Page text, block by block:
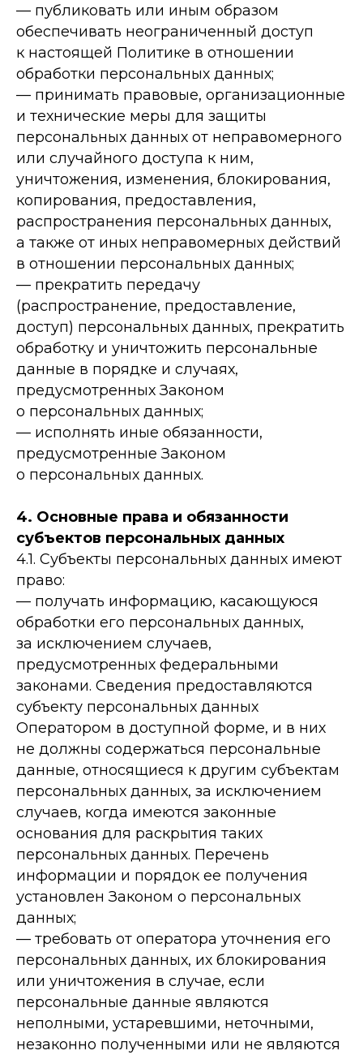
— публиковать или иным образом
обеспечивать неограниченный доступ
к настоящей Политике в отношении
обработки персональных данных;
— принимать правовые, организационные
и технические меры для защиты
персональных данных от неправомерного
или случайного доступа к ним,
уничтожения, изменения, блокирования,
копирования, предоставления,
распространения персональных данных,
а также от иных неправомерных действий
в отношении персональных данных;
— прекратить передачу
(распространение, предоставление,
доступ) персональных данных, прекратить
обработку и уничтожить персональные
данные в порядке и случаях,
предусмотренных Законом
о персональных данных;
— исполнять иные обязанности,
предусмотренные Законом
о персональных данных.
4. Основные права и обязанности
субъектов персональных данных
4.1. Субъекты персональных данных имеют
право:
— получать информацию, касающуюся
обработки его персональных данных,
за исключением случаев,
предусмотренных федеральными
законами. Сведения предоставляются
субъекту персональных данных
Оператором в доступной форме, и в них
не должны содержаться персональные
данные, относящиеся к другим субъектам
персональных данных, за исключением
случаев, когда имеются законные
основания для раскрытия таких
персональных данных. Перечень
информации и порядок ее получения
установлен Законом о персональных
данных;
— требовать от оператора уточнения его
персональных данных, их блокирования
или уничтожения в случае, если
персональные данные являются
неполными, устаревшими, неточными,
незаконно полученными или не являются